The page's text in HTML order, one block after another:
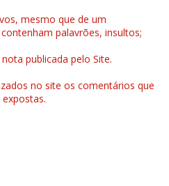
mesmo que de um
palavrões, insultos;
publicada pelo Site.
no site os comentários que